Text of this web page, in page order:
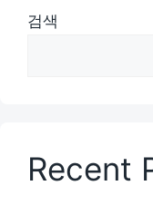
검색
Recent